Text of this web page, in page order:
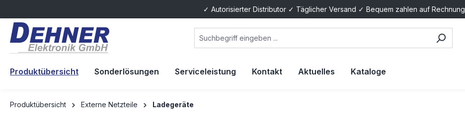
✓ Autorisierter Distributor ✓ Täglicher Versand ✓ Bequem zahlen auf Rechnung
Produktübersicht Sonderlösungen Serviceleistung Kontakt Aktuelles Kataloge
Produktübersicht Externe Netzteile Ladegeräte